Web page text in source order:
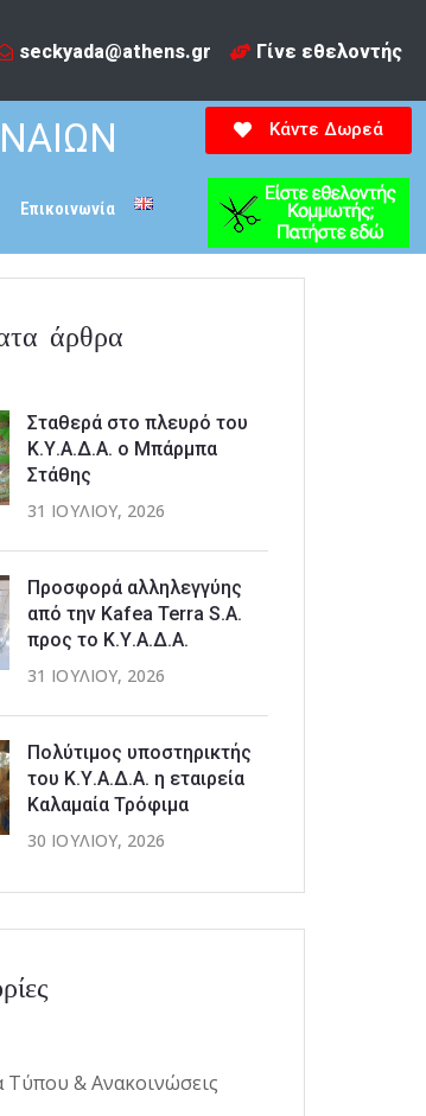
seckyada@athens.gr Γίνε εθελοντής
Επικοινωνία
Κάντε Δωρεά
άρθρα
Σταθερά στο πλευρό του
Κ.Υ.Α.Δ.Α. ο Μπάρμπα
Στάθης
31 ΙΟΥΛΊΟΥ, 2026
Προσφορά αλληλεγγύης
από την Kafea Terra S.A.
προς το Κ.Υ.Α.Δ.Α.
31 ΙΟΥΛΊΟΥ, 2026
Πολύτιμος υποστηρικτής
του Κ.Υ.Α.Δ.Α. η εταιρεία
Καλαμαία Τρόφιμα
30 ΙΟΥΛΊΟΥ, 2026
Τύπου & Ανακοινώσεις